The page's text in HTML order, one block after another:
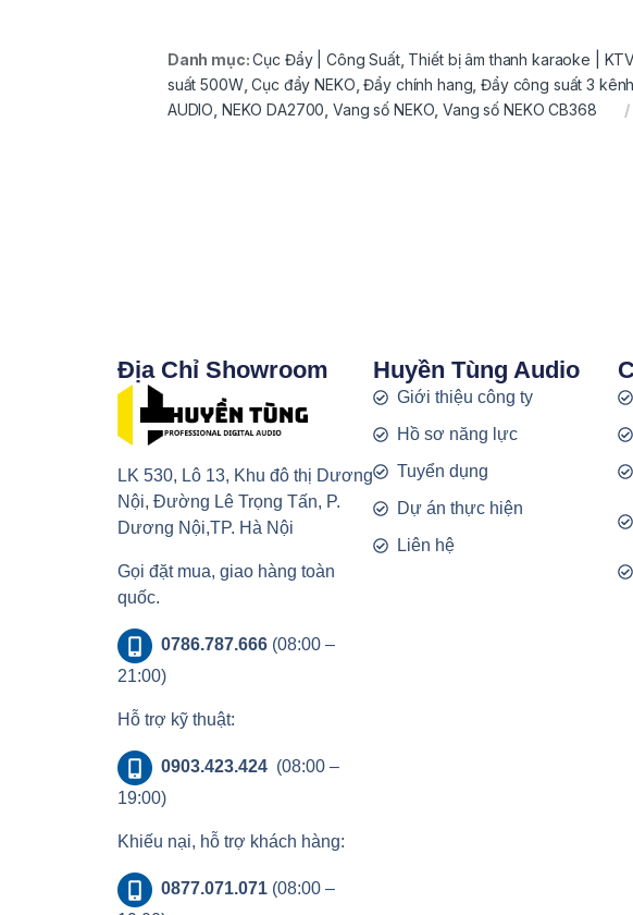
Danh mục:Cục Đẩy | Công Suất, Thiết bị âm thanh karaoke |
suất 500W,Cục đẩy NEKO ,Đẩy chính hang ,Đẩy công suất 3 kênh
AUDIO NEKO DA2700 ,Vang số NEKO ,Vang số NEKO CB368
Địa Chỉ Showroom
LK 530, Lô 13, Khu đô thị Dương
Nội, Đường Lê Trọng Tấn, P.
Dương Nội,TP. Hà Nội
Gọi đặt mua, giao hàng toàn
quốc.
0786.787.666(08:00 –
21:00)
Hỗ trợ kỹ thuật:
0903.423.424 (08:00 –
19:00)
Khiếu nại, hỗ trợ khách hàng:
0877.071.071(08:00 –
Huyền Tùng Audio
Giới thiệu công ty
Hồ sơ năng lực
Tuyển dụng
Dự án thực hiện
Liên hệ